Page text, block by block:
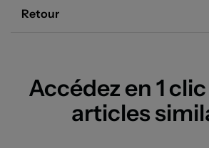
Retour
Accédez en 1
articles